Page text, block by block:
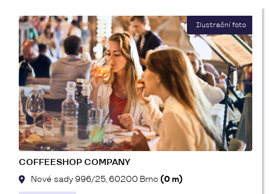
COFFEESHOP COMPANY
Nové sady 996/25, 60200 Brno (0 m)